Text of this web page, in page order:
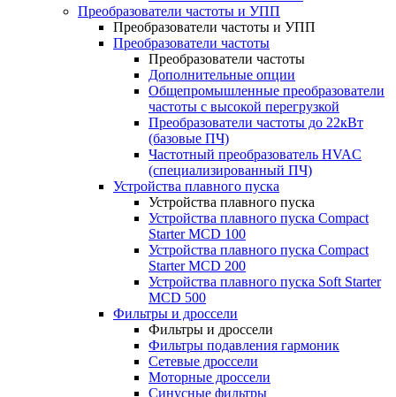
Преобразователи частоты и УПП
Преобразователи частоты и УПП
Преобразователи частоты
Преобразователи частоты
Дополнительные опции
Общепромышленные преобразователи
частоты с высокой перегрузкой
Преобразователи частоты до 22кВт
(базовые ПЧ)
Частотный преобразователь HVAC
(специализированный ПЧ)
Устройства плавного пуска
Устройства плавного пуска
Устройства плавного пуска Compact
Starter MCD 100
Устройства плавного пуска Compact
Starter MCD 200
Устройства плавного пуска Soft Starter
MCD 500
Фильтры и дроссели
Фильтры и дроссели
Фильтры подавления гармоник
Сетевые дроссели
Моторные дроссели
Синусные фильтры